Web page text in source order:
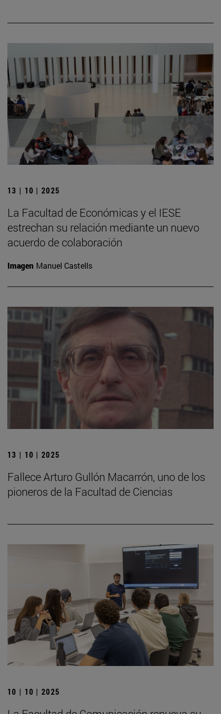
13 | 10 | 2025
La Facultad de Económicas y el IESE
estrechan su relación mediante un nuevo
acuerdo de colaboración
Imagen Manuel Castells
13 | 10 | 2025
Fallece Arturo Gullón Macarrón, uno de los
pioneros de la Facultad de Ciencias
10 | 10 | 2025